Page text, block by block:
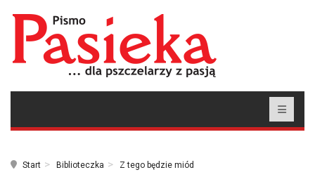
Start Biblioteczka Z tego będzie miód